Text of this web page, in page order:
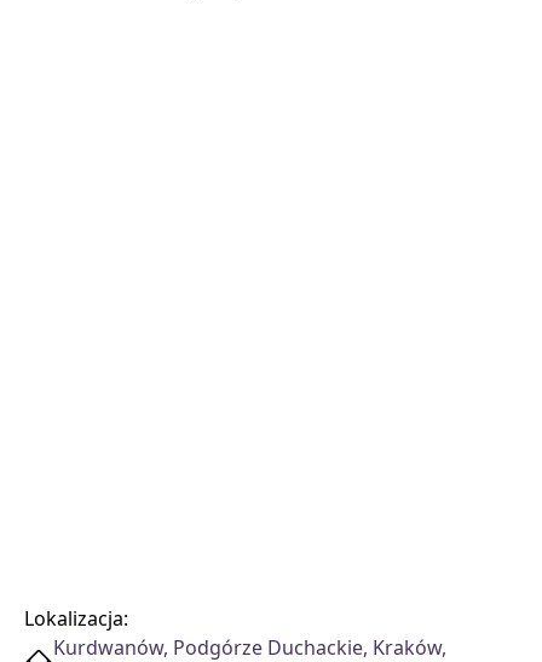
Lokalizacja:
Kurdwanów, Podgórze Duchackie, Kraków,